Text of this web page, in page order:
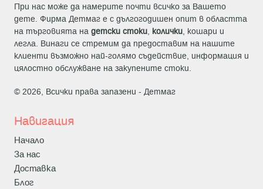
При нас може да намерите почти всичко за Вашето
дете. Фирма Детмаг е с дългогодишен опит в областта
на търговията на детски стоки, колички, кошари и
легла. Винаги се стремим да предоставим на нашите
клиенти възможно най-голямо съдействие, информация и
цялостно обслужване на закупените стоки.
© 2026, Всички права запазени - Детмаг
Навигация
Начало
За нас
Доставка
Блог